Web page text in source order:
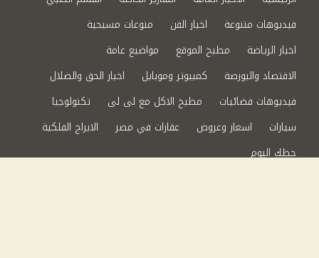
فيديوهات متنوعة
اخبار الفن
منوعات مسيحية
اخبار الرياضة
مطبخ الموقع
مواضيع عامة
الاقتصاد والبورصة
كمبيوتر وموبايل
اخبار الحق والضلال
فيديوهات فضائيات
مطبخ الاكل مع لى لى
تكنولوجيا
سيارات
اسعار وعروض عقارات في مصر
الابراج الفلكية
حظك اليوم